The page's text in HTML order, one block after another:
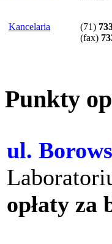
Kancelaria (71)
(fax)
Punkty
ul.
opłaty za